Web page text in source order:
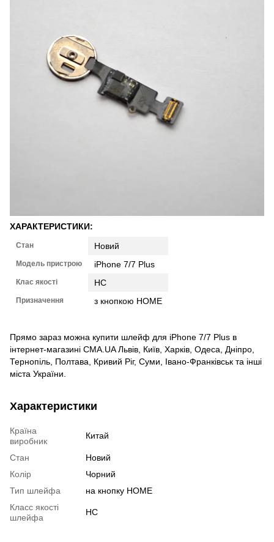
ХАРАКТЕРИСТИКИ:
Стан Новий
Модель пристрою iPhone 7/7 Plus
Клас якості HC
Призначення з кнопкою HOME
Прямо зараз можна купити шлейф для iPhone 7/7 Plus в
інтернет-магазині CMA.UA Львів, Київ, Харків, Одеса, Дніпро,
Тернопіль, Полтава, Кривий Ріг, Суми, Івано-Франківськ та інші
міста України.
Характеристики
Країна
виробник
Китай
Стан
Новий
Колір
Чорний
Тип шлейфа
на кнопку HOME
Класс якості
шлейфа
HC